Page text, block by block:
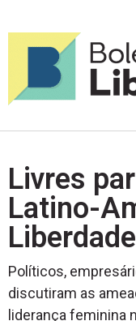
Livres
Latino-
Liberdade
Políticos,
discutiram as
liderança feminina